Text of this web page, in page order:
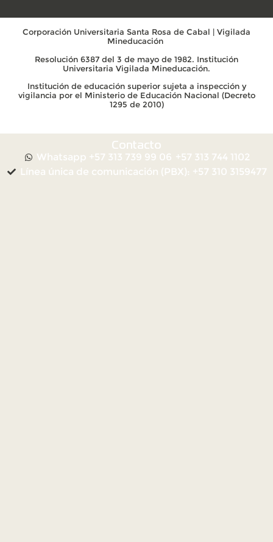
Corporación Universitaria Santa Rosa de Cabal | Vigilada
Mineducación
Resolución 6387 del 3 de mayo de 1982. Institución
Universitaria Vigilada Mineducación.
Institución de educación superior sujeta a inspección y
vigilancia por el Ministerio de Educación Nacional (Decreto
1295 de 2010)
Contacto
Whatsapp +57 313 739 99 06 +57 313 744 1102
Línea única de comunicación (PBX): +57 310 3159477